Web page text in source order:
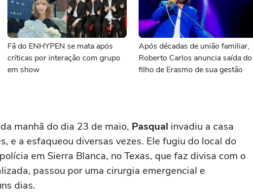
Fã do ENHYPEN se mata após
críticas por interação com grupo
em show
Após décadas de união familiar,
Roberto Carlos anuncia saída do
filho de Erasmo de sua gestão
manhã do dia 23 de maio, Pasqual invadiu a casa
e a esfaqueou diversas vezes. Ele fugiu do local do
em Sierra Blanca, no Texas, que faz divisa com o
passou por uma cirurgia emergencial e
dias.